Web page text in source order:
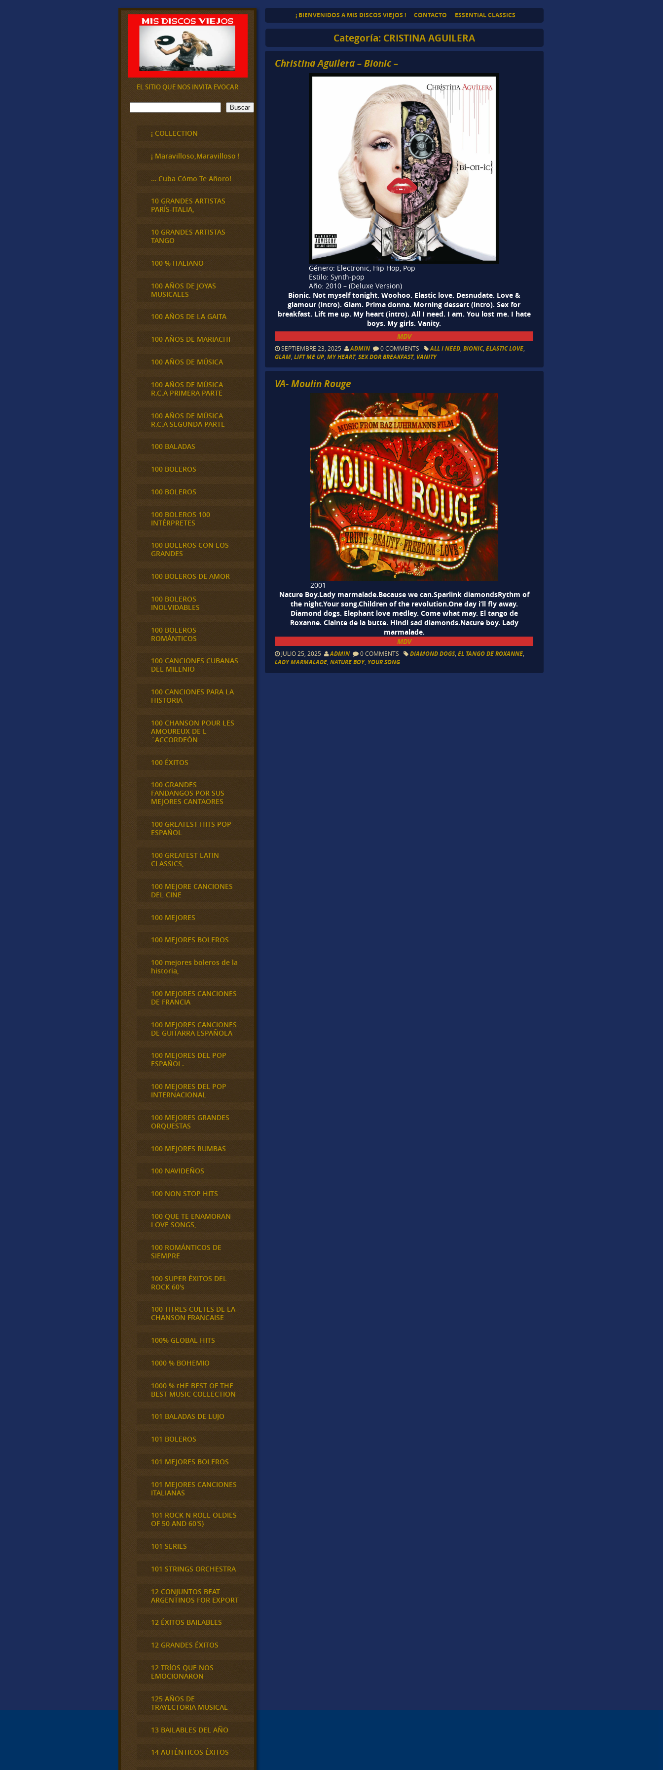
¡ BIENVENIDOS A MIS DISCOS VIEJOS ! CONTACTO ESSENTIAL CLASSICS
Categoría: CRISTINA AGUILERA
Christina Aguilera – Bionic –
Género: Electronic, Hip Hop, Pop
Estilo: Synth-pop
Año:2010 – (Deluxe Version)
Bionic. Not myself tonight. Woohoo. Elastic love. Desnudate. Love &
glamour (intro). Glam. Prima donna. Morning dessert (intro). Sex for
breakfast. Lift me up. My heart (intro). All I need. I am. You lost me. I hate
boys. My girls. Vanity.
MDV
SEPTIEMBRE 23, 2025 ADMIN 0 COMMENTS ALL I NEED ,BIONIC,ELASTIC LOVE
GLAM ,LIFT ME UP ,MY HEART,SEX DOR BREAKFAST, VANITY
VA- Moulin Rouge
2001
Nature Boy.Lady marmalade.Because we can.Sparlink diamondsRythm of
the night.Your song.Children of the revolution.One day i’ll fly away.
Diamond dogs. Elephant love medley. Come what may. El tango de
Roxanne. Clainte de la butte. Hindi sad diamonds.Nature boy. Lady
marmalade.
MDV
JULIO 25, 2025 ADMIN 0 COMMENTS DIAMOND DOGS,EL TANGO DE ROXANNE
LADY MARMALADE ,NATURE BOY, YOUR SONG
EL SITIO QUE NOS INVITA EVOCAR
B
u
Buscar
¡ COLLECTION
¡ Maravilloso,Maravilloso !
… Cuba Cómo Te Añoro!
10 GRANDES ARTISTAS
PARÍS-ITALIA,
10 GRANDES ARTISTAS
TANGO
100 % ITALIANO
100 AÑOS DE JOYAS
MUSICALES
100 AÑOS DE LA GAITA
100 AÑOS DE MARIACHI
100 AÑOS DE MÚSICA
100 AÑOS DE MÚSICA
R.C.A PRIMERA PARTE
100 AÑOS DE MÚSICA
R.C.A SEGUNDA PARTE
100 BALADAS
100 BOLEROS
100 BOLEROS
100 BOLEROS 100
INTÉRPRETES
100 BOLEROS CON LOS
GRANDES
100 BOLEROS DE AMOR
100 BOLEROS
INOLVIDABLES
100 BOLEROS
ROMÁNTICOS
100 CANCIONES CUBANAS
DEL MILENIO
100 CANCIONES PARA LA
HISTORIA
100 CHANSON POUR LES
AMOUREUX DE L
´ACCORDEÓN
100 ÉXITOS
100 GRANDES
FANDANGOS POR SUS
MEJORES CANTAORES
100 GREATEST HITS POP
ESPAÑOL
100 GREATEST LATIN
CLASSICS,
100 MEJORE CANCIONES
DEL CINE
100 MEJORES
100 MEJORES BOLEROS
100 mejores boleros de la
historia,
100 MEJORES CANCIONES
DE FRANCIA
100 MEJORES CANCIONES
DE GUITARRA ESPAÑOLA
100 MEJORES DEL POP
ESPAÑOL.
100 MEJORES DEL POP
INTERNACIONAL
100 MEJORES GRANDES
ORQUESTAS
100 MEJORES RUMBAS
100 NAVIDEÑOS
100 NON STOP HITS
100 QUE TE ENAMORAN
LOVE SONGS,
100 ROMÁNTICOS DE
SIEMPRE
100 SUPER ÉXITOS DEL
ROCK 60's
100 TITRES CULTES DE LA
CHANSON FRANCAISE
100% GLOBAL HITS
1000 % BOHEMIO
1000 % tHE BEST OF THE
BEST MUSIC COLLECTION
101 BALADAS DE LUJO
101 BOLEROS
101 MEJORES BOLEROS
101 MEJORES CANCIONES
ITALIANAS
101 ROCK N ROLL OLDIES
OF 50 AND 60'S}
101 SERIES
101 STRINGS ORCHESTRA
12 CONJUNTOS BEAT
ARGENTINOS FOR EXPORT
12 ÉXITOS BAILABLES
12 GRANDES ÉXITOS
12 TRÍOS QUE NOS
EMOCIONARON
125 AÑOS DE
TRAYECTORIA MUSICAL
13 BAILABLES DEL AÑO
14 AUTÉNTICOS ÉXITOS